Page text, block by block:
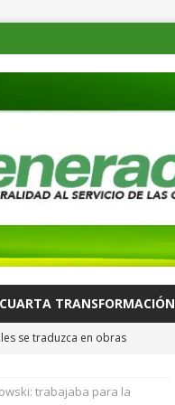
CUARTA TRANSFORMACIÓN
se traduzca en obras
de petróleo de buque
trabajaba para la